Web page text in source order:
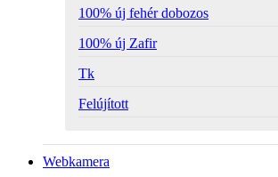
100% új fehér dobozos
100% új Zafir
Tk
Felújított
Webkamera